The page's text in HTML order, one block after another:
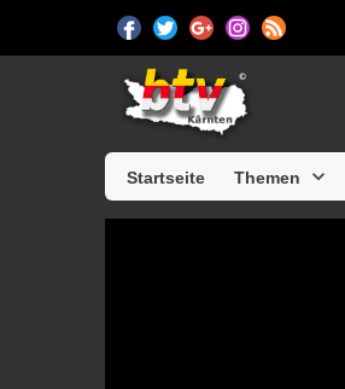
Startseite Themen